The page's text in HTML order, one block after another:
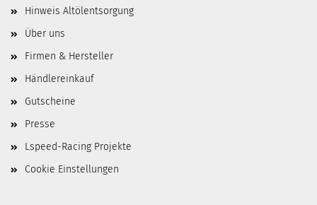
Hinweis Altölentsorgung
Über uns
Firmen & Hersteller
Händlereinkauf
Gutscheine
Presse
Lspeed-Racing Projekte
Cookie Einstellungen